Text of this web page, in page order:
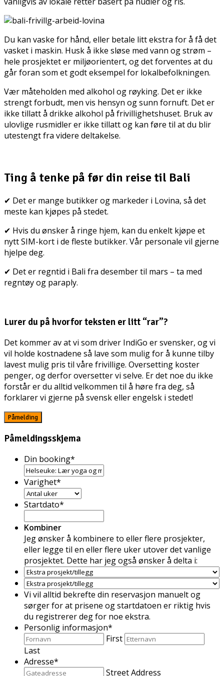
Du kan vaske for hånd, eller betale litt ekstra for å få det
vasket i maskin. Husk å ikke sløse med vann og strøm –
hele prosjektet er miljøorientert, og det forventes at du
går foran som et godt eksempel for lokalbefolkningen.
Vær måteholden med alkohol og røyking. Det er ikke
strengt forbudt, men vis hensyn og sunn fornuft. Det er
ikke tillatt å drikke alkohol på frivillighetshuset. Bruk av
ulovlige rusmidler er ikke tillatt og kan føre til at du blir
utestengt fra videre deltakelse.
Ting å tenke på før din reise til Bali
✔ Det er mange butikker og markeder i Lovina, så det
meste kan kjøpes på stedet.
✔ Hvis du ønsker å ringe hjem, kan du enkelt kjøpe et
nytt SIM-kort i de fleste butikker. Vår personale vil gjerne
hjelpe deg.
✔ Det er regntid i Bali fra desember til mars – ta med
regntøy og paraply.
Lurer du på hvorfor teksten er litt “rar”?
Det kommer av at vi som driver IndiGo er svensker, og vi
vil holde kostnadene så lave som mulig for å kunne tilby
lavest mulig pris til våre frivillige. Oversetting koster
penger, og derfor oversetter vi selve. Er det noe du ikke
forstår er du alltid velkommen til å høre fra deg, så
forklarer vi gjerne på svensk eller engelsk i stedet!
Påmelding
Påmeldingsskjema
Din booking*
Varighet*
Startdato*
Kombiner
Jeg ønsker å kombinere to eller flere prosjekter,
eller legge til en eller flere uker utover det vanlige
prosjektet. Dette har jeg også ønsker å delta i:
Vi vil alltid bekrefte din reservasjon manuelt og
sørger for at prisene og startdatoen er riktig hvis
du registrerer deg for noe ekstra.
Personlig informasjon*
First
Last
Adresse*
Street Address